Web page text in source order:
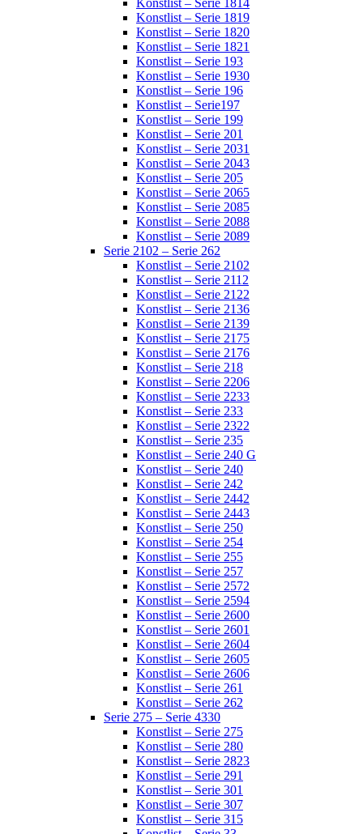
Konstlist – Serie 1814
Konstlist – Serie 1819
Konstlist – Serie 1820
Konstlist – Serie 1821
Konstlist – Serie 193
Konstlist – Serie 1930
Konstlist – Serie 196
Konstlist – Serie197
Konstlist – Serie 199
Konstlist – Serie 201
Konstlist – Serie 2031
Konstlist – Serie 2043
Konstlist – Serie 205
Konstlist – Serie 2065
Konstlist – Serie 2085
Konstlist – Serie 2088
Konstlist – Serie 2089
Serie 2102 – Serie 262
Konstlist – Serie 2102
Konstlist – Serie 2112
Konstlist – Serie 2122
Konstlist – Serie 2136
Konstlist – Serie 2139
Konstlist – Serie 2175
Konstlist – Serie 2176
Konstlist – Serie 218
Konstlist – Serie 2206
Konstlist – Serie 2233
Konstlist – Serie 233
Konstlist – Serie 2322
Konstlist – Serie 235
Konstlist – Serie 240 G
Konstlist – Serie 240
Konstlist – Serie 242
Konstlist – Serie 2442
Konstlist – Serie 2443
Konstlist – Serie 250
Konstlist – Serie 254
Konstlist – Serie 255
Konstlist – Serie 257
Konstlist – Serie 2572
Konstlist – Serie 2594
Konstlist – Serie 2600
Konstlist – Serie 2601
Konstlist – Serie 2604
Konstlist – Serie 2605
Konstlist – Serie 2606
Konstlist – Serie 261
Konstlist – Serie 262
Serie 275 – Serie 4330
Konstlist – Serie 275
Konstlist – Serie 280
Konstlist – Serie 2823
Konstlist – Serie 291
Konstlist – Serie 301
Konstlist – Serie 307
Konstlist – Serie 315